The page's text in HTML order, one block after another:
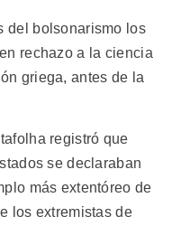
del bolsonarismo los
rechazo a la ciencia
griega, antes de la
registró que
se declaraban
más extentóreo de
los extremistas de